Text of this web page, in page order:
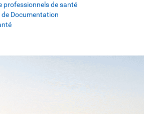
professionnels de santé
de Documentation